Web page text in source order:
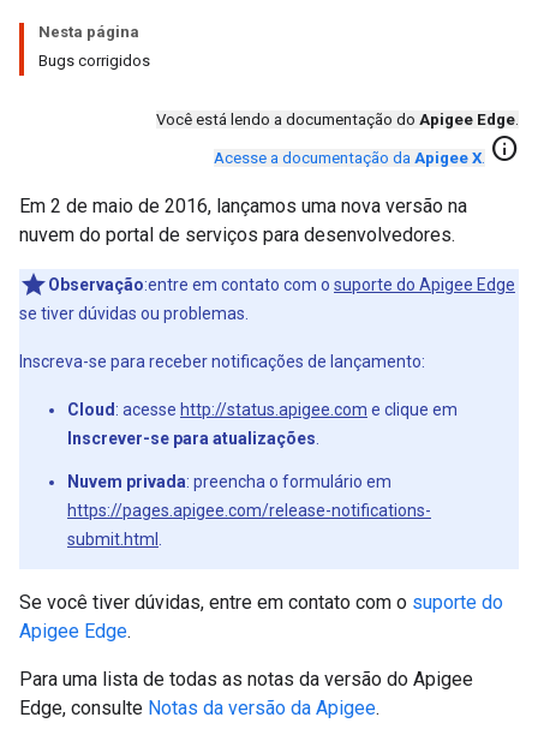
Nesta página
Bugs corrigidos
Você está lendo a documentação do Apigee Edge.
Acesse a documentação da Apigee X. info
Em 2 de maio de 2016, lançamos uma nova versão na
nuvem do portal de serviços para desenvolvedores.
Observação:entre em contato com o suporte do Apigee Edge
se tiver dúvidas ou problemas.
Inscreva-se para receber notificações de lançamento:
Cloud : acesse http://status.apigee.com e clique em
Inscrever-se para atualizações
Nuvem privada: preencha o formulário em
https://pages.apigee.com/release-notifications-
submit.html
Se você tiver dúvidas, entre em contato com o suporte do
Apigee Edge.
Para uma lista de todas as notas da versão do Apigee
Edge, consulte Notas da versão da Apigee.